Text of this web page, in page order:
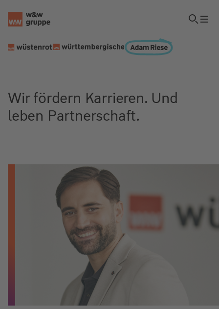
Wir fördern Karrieren. Und
leben Partnerschaft.